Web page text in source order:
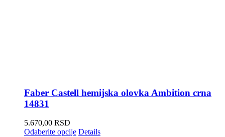
Faber Castell hemijska olovka Ambition crna
14831
5.670,00 RSD
Odaberite opcije Details